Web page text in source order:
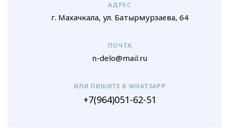
АДРЕС
г. Махачкала, ул. Батырмурзаева, 64
ПОЧТА
n-delo@mail.ru
ИЛИ ПИШИТЕ В WHATSAPP
+7(964)051-62-51